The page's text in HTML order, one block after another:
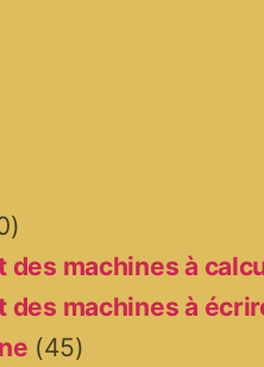
des machines à
des machines à
(45)